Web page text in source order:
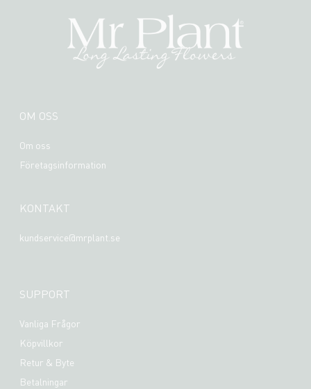
OM OSS
Om oss
Företagsinformation
KONTAKT
kundservice@mrplant.se
SUPPORT
Vanliga Frågor
Köpvillkor
Retur & Byte
Betalningar